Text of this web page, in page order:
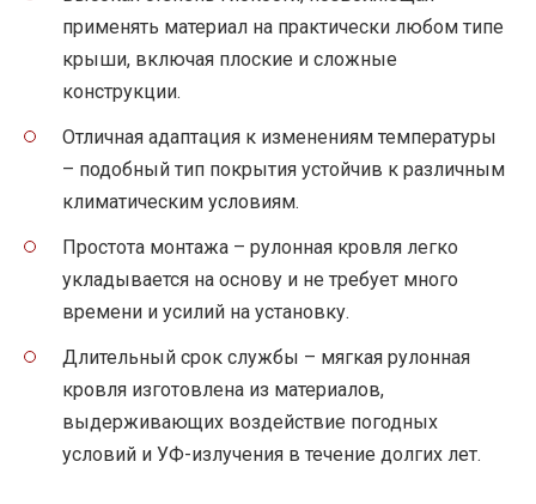
применять материал на практически любом типе
крыши, включая плоские и сложные
конструкции.
Отличная адаптация к изменениям температуры
– подобный тип покрытия устойчив к различным
климатическим условиям.
Простота монтажа – рулонная кровля легко
укладывается на основу и не требует много
времени и усилий на установку.
Длительный срок службы – мягкая рулонная
кровля изготовлена из материалов,
выдерживающих воздействие погодных
условий и УФ-излучения в течение долгих лет.